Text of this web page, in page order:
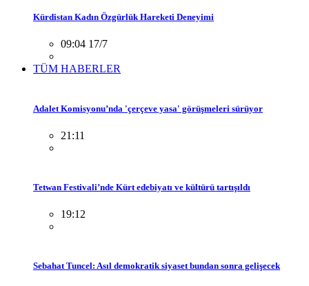
Kürdistan Kadın Özgürlük Hareketi Deneyimi
09:04 17/7
TÜM HABERLER
Adalet Komisyonu’nda 'çerçeve yasa' görüşmeleri sürüyor
21:11
Tetwan Festivali’nde Kürt edebiyatı ve kültürü tartışıldı
19:12
Sebahat Tuncel: Asıl demokratik siyaset bundan sonra gelişecek